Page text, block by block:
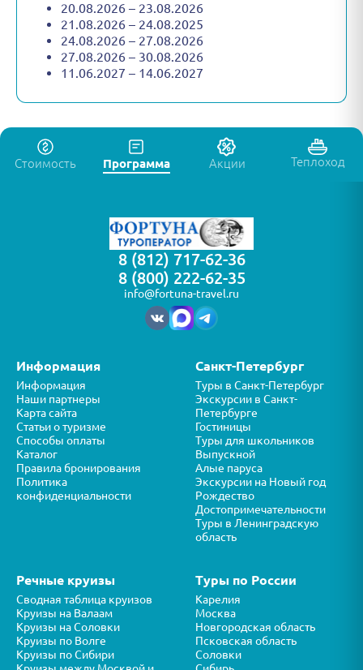
20.08.2026 – 23.08.2026
21.08.2026 – 24.08.2025
24.08.2026 – 27.08.2026
27.08.2026 – 30.08.2026
11.06.2027 – 14.06.2027
Стоимость Программа Акции Теплоход
8 (812) 717-62-36
8 (800) 222-62-35
info@fortuna-travel.ru
Информация
Информация
Наши партнеры
Карта сайта
Статьи о туризме
Способы оплаты
Каталог
Правила бронирования
Политика
конфиденциальности
Санкт-Петербург
Туры в Санкт-Петербург
Экскурсии в Санкт-
Петербурге
Гостиницы
Туры для школьников
Выпускной
Алые паруса
Экскурсии на Новый год
Рождество
Достопримечательности
Туры в Ленинградскую
область
Речные круизы
Сводная таблица круизов
Круизы на Валаам
Круизы на Соловки
Круизы по Волге
Круизы по Сибири
Туры по России
Карелия
Москва
Новгородская область
Псковская область
Соловки